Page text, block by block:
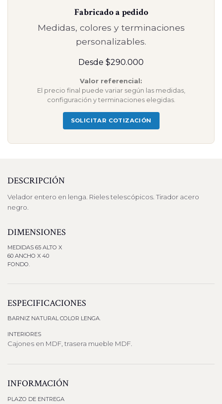
Fabricado a pedido
Medidas, colores y terminaciones
personalizables.
Desde $290.000
Valor referencial:
El precio final puede variar según las medidas,
configuración y terminaciones elegidas.
SOLICITAR COTIZACIÓN
DESCRIPCIÓN
Velador entero en lenga. Rieles telescópicos. Tirador acero
negro.
DIMENSIONES
MEDIDAS 65 ALTO X
60 ANCHO X 40
FONDO.
ESPECIFICACIONES
BARNIZ NATURAL COLOR LENGA.
INTERIORES
Cajones en MDF, trasera mueble MDF.
INFORMACIÓN
PLAZO DE ENTREGA